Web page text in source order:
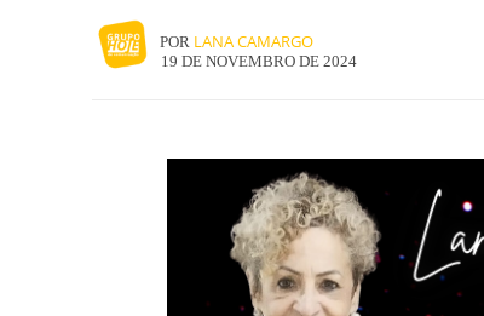
POR LANA CAMARGO
19 DE NOVEMBRO DE 2024